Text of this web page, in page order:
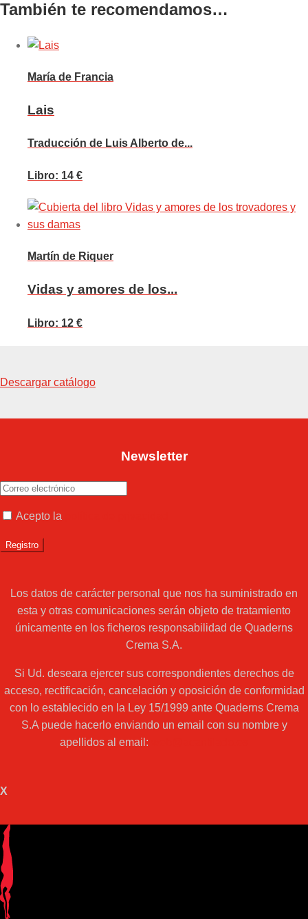
También te recomendamos…
María de Francia
Lais
Traducción de Luis Alberto de...
Libro: 14 €
Martín de Riquer
Vidas y amores de los...
Libro: 12 €
Descargar catálogo
Newsletter
Acepto la
Los datos de carácter personal que nos ha suministrado en
esta y otras comunicaciones serán objeto de tratamiento
únicamente en los ficheros responsabilidad de Quaderns
Crema S.A.
Si Ud. deseara ejercer sus correspondientes derechos de
acceso, rectificación, cancelación y oposición de conformidad
con lo establecido en la Ley 15/1999 ante Quaderns Crema
S.A puede hacerlo enviando un email con su nombre y
apellidos al email:
X